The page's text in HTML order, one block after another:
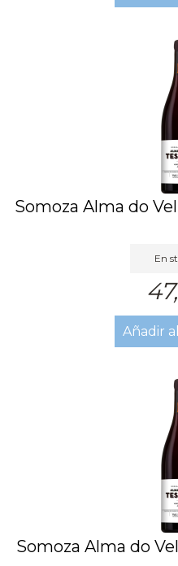
Somoza Alma do
En
Añadir
Somoza Alma do